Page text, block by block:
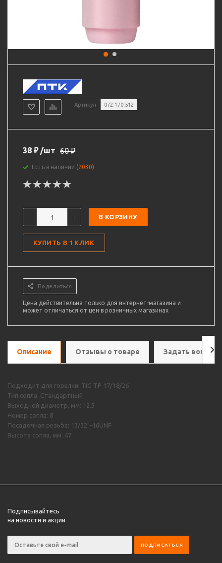
Артикул 072.170.512
38 ₽ /шт 60₽
Есть в наличии (2030)
В КОРЗИНУ
КУПИТЬ В 1 КЛИК
Поделиться
Цена действительна только для интернет-магазина и
может отличаться от цен в розничных магазинах
Описание Отзывы о товаре Задать вопрос
Подходит для горелки: TIG TP 17/18/26
Тип сопла: Стандартный
Выходной диаметр, мм: 12,5
Номер сопла: 8
Посадочная резьба: 13/32"-16UNF
Высота сопла, мм: 47
Подписывайтесь
на новости и акции